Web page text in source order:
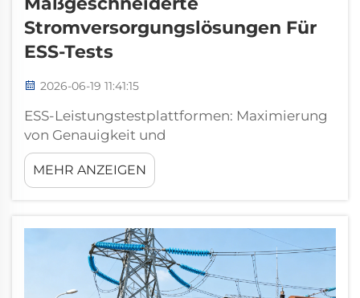
Stromversorgungslösungen Für
ESS-Tests
2026-06-19 11:41:15
ESS-Leistungstestplattformen: Maximierung
von Genauigkeit und
Validierungsverlässlichkeit. Übersicht über
Systemebenen-
Leistungsvalidierungsplattformen.
Energiespeichersysteme (ESS) sind
hochspezialisierte Architekturen, die für die...
MEHR ANZEIGEN